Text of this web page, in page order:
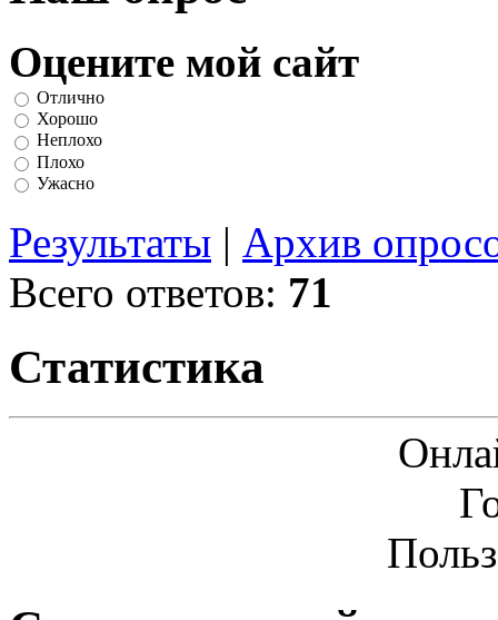
Оцените мой сайт
Отлично
Хорошо
Неплохо
Плохо
Ужасно
Результаты | Архив
Всего ответов: 71
Статистика